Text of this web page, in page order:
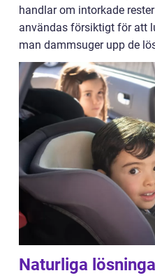
handlar om intorkade
användas försiktigt för att
man dammsuger upp de
Naturliga